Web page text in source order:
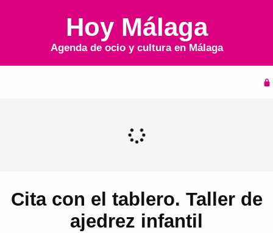
Hoy Málaga
Agenda de ocio y cultura en Málaga
Cita con el tablero. Taller de
ajedrez infantil